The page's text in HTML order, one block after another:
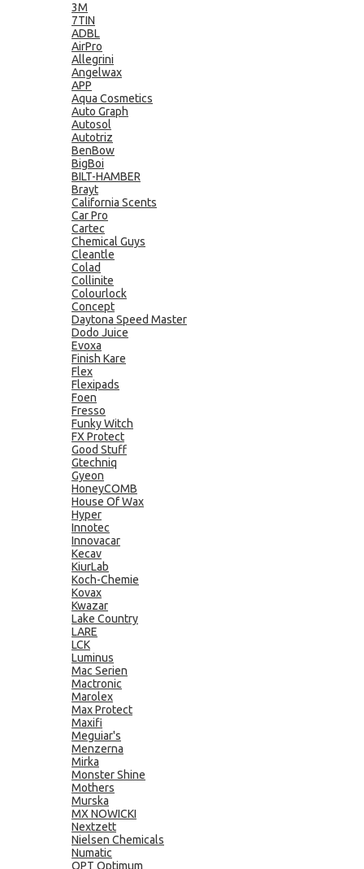
3M
7TIN
ADBL
AirPro
Allegrini
Angelwax
APP
Aqua Cosmetics
Auto Graph
Autosol
Autotriz
BenBow
BigBoi
BILT-HAMBER
Brayt
California Scents
Car Pro
Cartec
Chemical Guys
Cleantle
Colad
Collinite
Colourlock
Concept
Daytona Speed Master
Dodo Juice
Evoxa
Finish Kare
Flex
Flexipads
Foen
Fresso
Funky Witch
FX Protect
Good Stuff
Gtechniq
Gyeon
HoneyCOMB
House Of Wax
Hyper
Innotec
Innovacar
Kecav
KiurLab
Koch-Chemie
Kovax
Kwazar
Lake Country
LARE
LCK
Luminus
Mac Serien
Mactronic
Marolex
Max Protect
Maxifi
Meguiar's
Menzerna
Mirka
Monster Shine
Mothers
Murska
MX NOWICKI
Nextzett
Nielsen Chemicals
Numatic
OPT Optimum